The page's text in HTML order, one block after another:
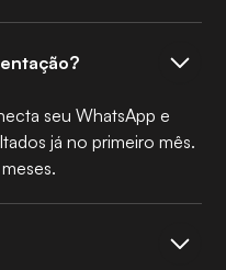
seu WhatsApp e
já no primeiro mês.